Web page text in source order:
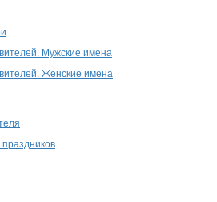
Мужские имена
Женские имена